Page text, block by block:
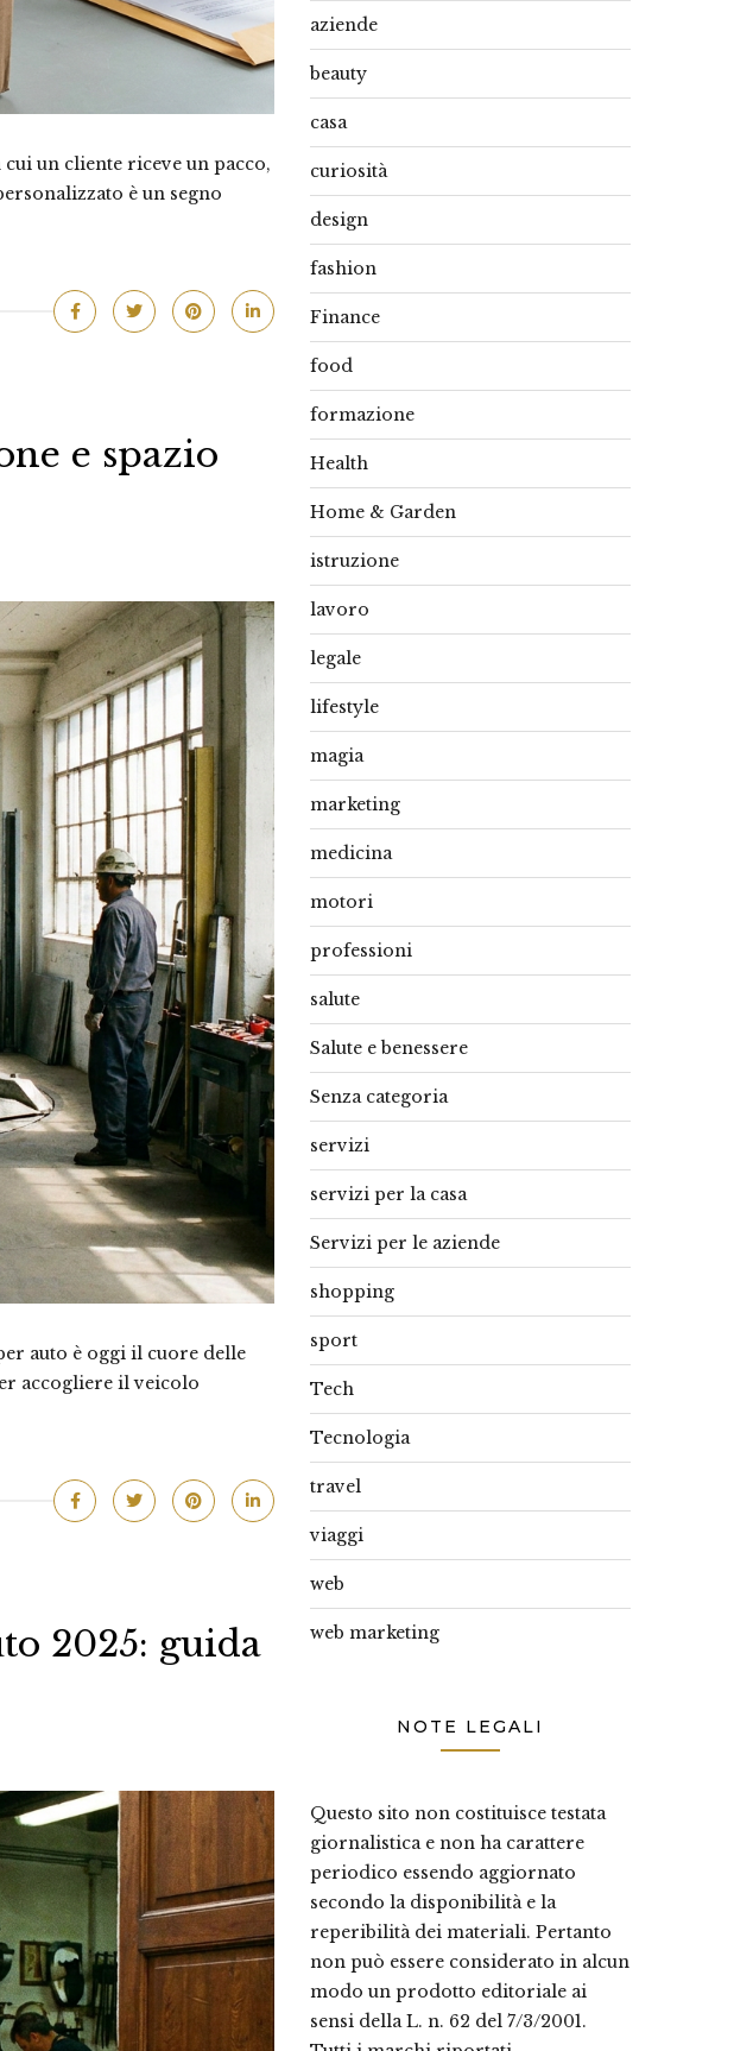
un cliente riceve un pacco,
è un segno
e spazio
auto è oggi il cuore delle
accogliere il veicolo
2025: guida
aziende
beauty
casa
curiosità
design
fashion
Finance
food
formazione
Health
Home & Garden
istruzione
lavoro
legale
lifestyle
magia
marketing
medicina
motori
professioni
salute
Salute e benessere
Senza categoria
servizi
servizi per la casa
Servizi per le aziende
shopping
sport
Tech
Tecnologia
travel
viaggi
web
web marketing
NOTE LEGALI
Questo sito non costituisce testata
giornalistica e non ha carattere
periodico essendo aggiornato
secondo la disponibilità e la
reperibilità dei materiali. Pertanto
non può essere considerato in alcun
modo un prodotto editoriale ai
sensi della L. n. 62 del 7/3/2001.